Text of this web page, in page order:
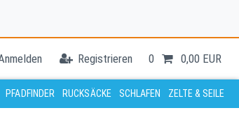
Registrieren 0 0,00 EUR
PFADFINDER RUCKSÄCKE SCHLAFEN ZELTE & SEILE